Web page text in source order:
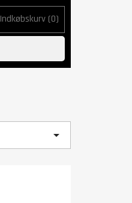
Indkøbskurv (0)
